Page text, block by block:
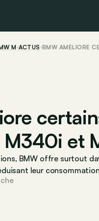
M ACTUS BMW AMÉLIORE
M340i et
BMW offre surtout
leur